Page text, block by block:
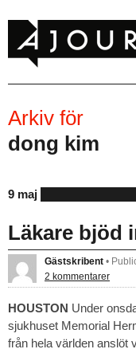
Arkiv för
dong kim
9 maj
Läkare bjöd
Gästskribent •
2 kommentarer
HOUSTON Under
sjukhuset Memorial
från hela världen anslöt